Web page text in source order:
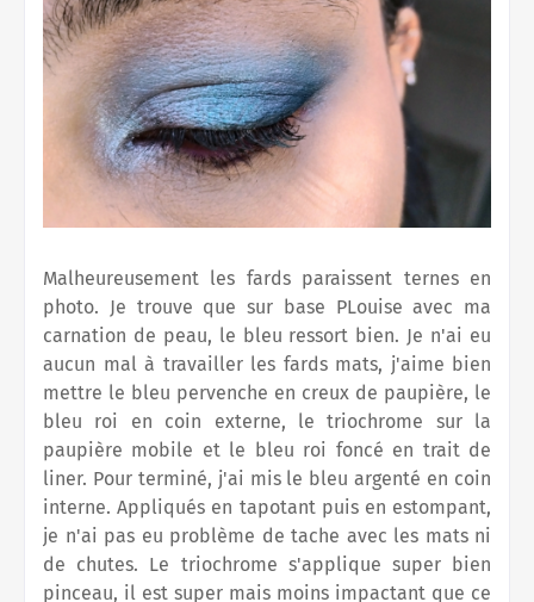
Malheureusement les fards paraissent ternes en
photo. Je trouve que sur base PLouise avec ma
carnation de peau, le bleu ressort bien. Je n'ai eu
aucun mal à travailler les fards mats, j'aime bien
mettre le bleu pervenche en creux de paupière, le
bleu roi en coin externe, le triochrome sur la
paupière mobile et le bleu roi foncé en trait de
liner. Pour terminé, j'ai mis le bleu argenté en coin
interne. Appliqués en tapotant puis en estompant,
je n'ai pas eu problème de tache avec les mats ni
de chutes. Le triochrome s'applique super bien
pinceau, il est super mais moins impactant que ce